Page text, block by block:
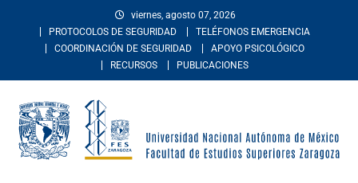
viernes, agosto 07, 2026
PROTOCOLOS DE SEGURIDAD
TELÉFONOS EMERGENCIA
COORDINACIÓN DE SEGURIDAD
APOYO PSICOLÓGICO
RECURSOS
PUBLICACIONES